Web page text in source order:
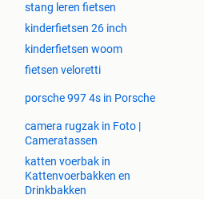
stang leren fietsen
kinderfietsen 26 inch
kinderfietsen woom
fietsen veloretti
porsche 997 4s in Porsche
camera rugzak in Foto |
Cameratassen
katten voerbak in
Kattenvoerbakken en
Drinkbakken